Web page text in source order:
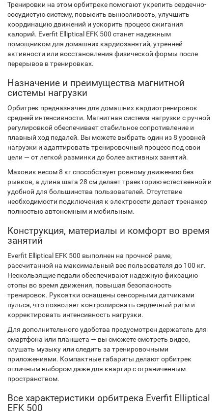
Тренировки на этом орбитреке помогают укрепить сердечно-
сосудистую систему, повысить выносливость, улучшить
координацию движений и ускорить процесс сжигания
калорий. Everfit Elliptical EFK 500 станет надежным
помощником для домашних кардиозанятий, утренней
активности или восстановления физической формы после
перерывов в тренировках.
Назначение и преимущества магнитной
системы нагрузки
Орбитрек предназначен для домашних кардиотренировок
средней интенсивности. Магнитная система нагрузки с ручной
регулировкой обеспечивает стабильное сопротивление и
плавный ход педалей. Вы можете выбрать один из 8 уровней
нагрузки и адаптировать тренировочный процесс под свои
цели — от легкой разминки до более активных занятий.
Маховик весом 8 кг способствует ровному движению без
рывков, а длина шага 28 см делает траекторию естественной и
удобной для большинства пользователей. Отсутствие
необходимости подключения к электросети делает тренажер
полностью автономным и мобильным.
Конструкция, материалы и комфорт во время
занятий
Everfit Elliptical EFK 500 выполнен на прочной раме,
рассчитанной на максимальный вес пользователя до 100 кг.
Нескользящие педали обеспечивают надежную фиксацию
стопы во время движения, повышая безопасность
тренировок. Рукоятки оснащены сенсорными датчиками
пульса, что позволяет контролировать сердечный ритм и
корректировать интенсивность нагрузки.
Для дополнительного удобства предусмотрен держатель для
смартфона или планшета — вы сможете смотреть видео,
слушать музыку или следить за тренировочными
приложениями. Компактные габариты делают орбитрек
отличным выбором даже для квартир с ограниченным
пространством.
Все характеристики орбитрека Everfit Elliptical
EFK 500